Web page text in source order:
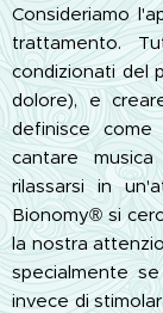
Consideriamo
trattamento.
condizionati del
dolore), e
definisce
cantare
rilassarsi in
Bionomy® si
la nostra
specialmente
invece di